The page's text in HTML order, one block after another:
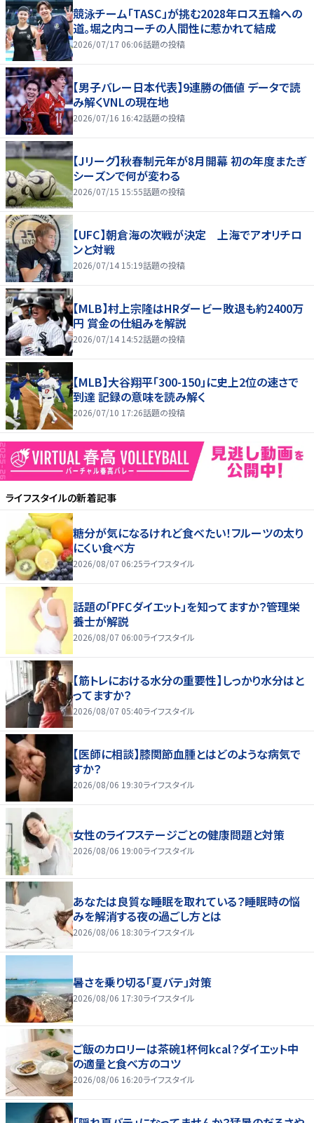
競泳チーム「TASC」が挑む2028年ロス五輪への
道。堀之内コーチの人間性に惹かれて結成
2026/07/17 06:06話題の投稿
【男子バレー日本代表】9連勝の価値 データで読
み解くVNLの現在地
2026/07/16 16:42話題の投稿
【Jリーグ】秋春制元年が8月開幕 初の年度またぎ
シーズンで何が変わる
2026/07/15 15:55話題の投稿
【UFC】朝倉海の次戦が決定 上海でアオリチロ
ンと対戦
2026/07/14 15:19話題の投稿
【MLB】村上宗隆はHRダービー敗退も約2400万
円 賞金の仕組みを解説
2026/07/14 14:52話題の投稿
【MLB】大谷翔平「300-150」に史上2位の速さで
到達 記録の意味を読み解く
2026/07/10 17:26話題の投稿
ライフスタイルの新着記事
糖分が気になるけれど食べたい！フルーツの太り
にくい食べ方
2026/08/07 06:25ライフスタイル
話題の「PFCダイエット」を知ってますか？管理栄
養士が解説
2026/08/07 06:00ライフスタイル
【筋トレにおける水分の重要性】しっかり水分はと
ってますか？
2026/08/07 05:40ライフスタイル
【医師に相談】膝関節血腫とはどのような病気で
すか？
2026/08/06 19:30ライフスタイル
女性のライフステージごとの健康問題と対策
2026/08/06 19:00ライフスタイル
あなたは良質な睡眠を取れている？睡眠時の悩
みを解消する夜の過ごし方とは
2026/08/06 18:30ライフスタイル
暑さを乗り切る「夏バテ」対策
2026/08/06 17:30ライフスタイル
ご飯のカロリーは茶碗1杯何kcal？ダイエット中
の適量と食べ方のコツ
2026/08/06 16:20ライフスタイル